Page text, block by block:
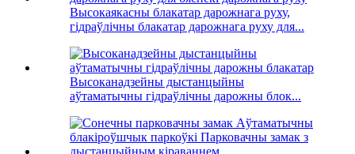
Высокаякасны блакатар дарожнага руху,
гідраўлічны блакатар дарожнага руху для...
Высоканадзейны дыстанцыйны
аўтаматычны гідраўлічны дарожны блок...